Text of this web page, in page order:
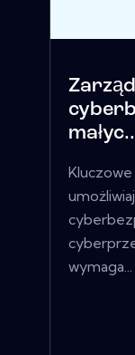
wymaga...